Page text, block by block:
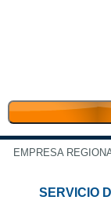
EMPRESA
SERVICIO